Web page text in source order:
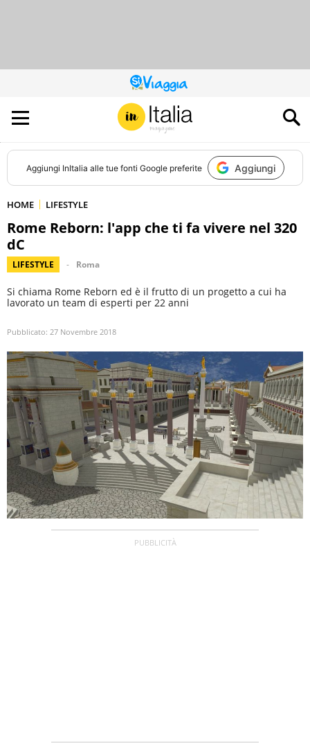
QUESTO
SITO
CONTRIBUISCE
ALL’AUDIENCE
DI
Aggiungi InItalia alle tue fonti Google preferite Aggiungi
HOME LIFESTYLE
Rome Reborn: l'app che ti fa vivere nel 320
dC
LIFESTYLE Roma
Si chiama Rome Reborn ed è il frutto di un progetto a cui ha
lavorato un team di esperti per 22 anni
Pubblicato: 27 Novembre 2018